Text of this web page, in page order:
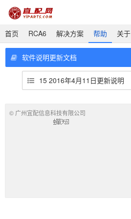
首页 RCA6 解决方案 帮助 关于
软件说明更新文档
15 2016年4月11日更新说明
© 广州宜配信息科技有限公司